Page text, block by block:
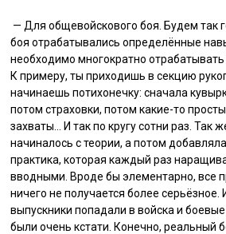
— Для общевойскового боя. Будем так
боя отрабатывались определённые
необходимо многократно отрабатывать
К примеру, ты приходишь в секцию
начинаешь потихонечку: сначала
потом страховки, потом какие-то
захваты… И так по кругу сотни раз. Так
начиналось с теории, а потом
практика, которая каждый раз
вводными. Вроде бы элементарно, все
ничего не получается более серьёзное.
выпускники попадали в войска и
были очень кстати. Конечно, реальный